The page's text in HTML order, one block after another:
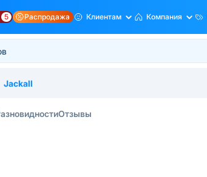
5 Распродажа Клиентам Компания
Jackall
Отзывы